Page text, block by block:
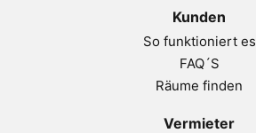
Kunden
So funktioniert es
FAQ´S
Räume finden
Vermieter